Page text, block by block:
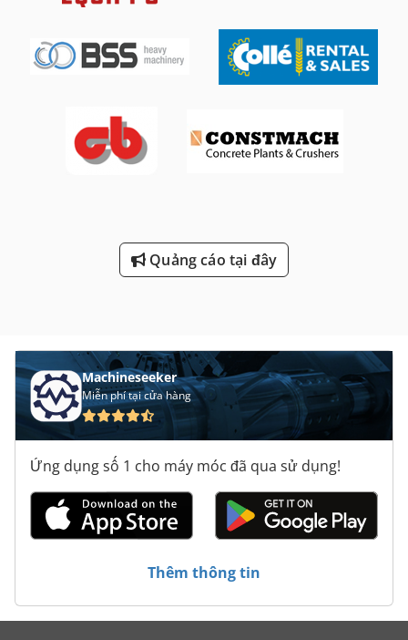
Quảng cáo tại đây
Machineseeker
Miễn phí tại cửa hàng
Ứng dụng số 1 cho máy móc đã qua sử dụng!
Thêm thông tin